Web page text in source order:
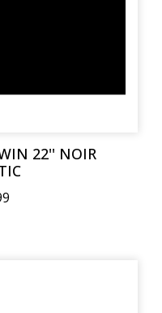
22'' NOIR